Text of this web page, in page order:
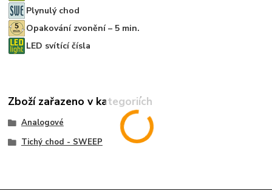
Plynulý chod
Opakování zvonění – 5 min.
LED svítící čísla
Zboží zařazeno v kategoriích
Analogové
Tichý chod - SWEEP